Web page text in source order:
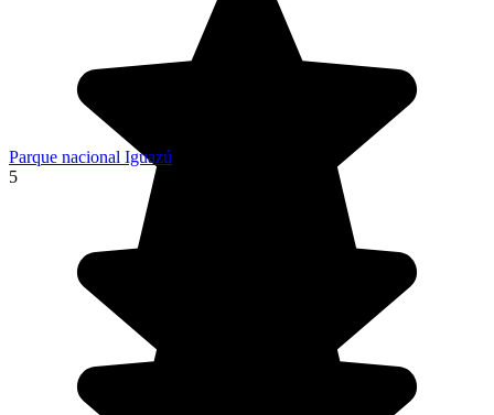
Parque nacional Iguazú
5